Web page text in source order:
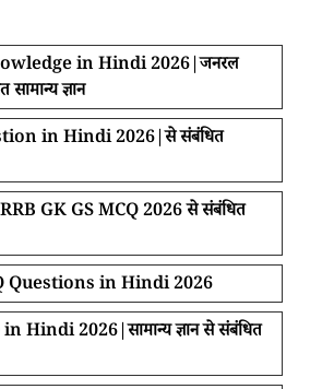
in Hindi 2026|जनरल
ज्ञान
in Hindi 2026|से संबंधित
GK GS MCQ 2026 से संबंधित
Questions in Hindi 2026
Hindi 2026|सामान्य ज्ञान से संबंधित